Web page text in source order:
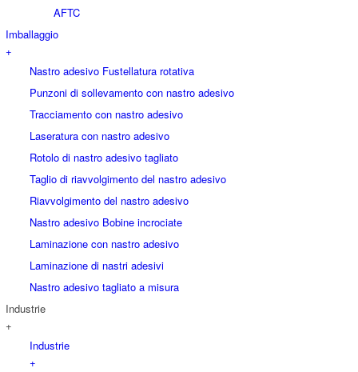
AFTC
Imballaggio
+
Nastro adesivo Fustellatura rotativa
Punzoni di sollevamento con nastro adesivo
Tracciamento con nastro adesivo
Laseratura con nastro adesivo
Rotolo di nastro adesivo tagliato
Taglio di riavvolgimento del nastro adesivo
Riavvolgimento del nastro adesivo
Nastro adesivo Bobine incrociate
Laminazione con nastro adesivo
Laminazione di nastri adesivi
Nastro adesivo tagliato a misura
Industrie
+
Industrie
+